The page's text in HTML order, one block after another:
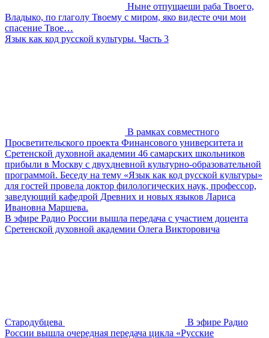
Ныне отпущаеши раба Твоего,
Владыко, по глаголу Твоему с миром, яко видесте очи мои
спасение Твое…
Язык как код русской культуры. Часть 3
В рамках совместного
Просветительского проекта Финансового университета и
Сретенской духовной академии 46 самарских школьников
прибыли в Москву с двухдневной культурно-образовательной
программой. Беседу на тему «Язык как код русской культуры»
для гостей провела доктор филологических наук, профессор,
заведующий кафедрой Древних и новых языков Лариса
Ивановна Маршева.
В эфире Радио России вышла передача с участием доцента
Сретенской духовной академии Олега Викторовича
Стародубцева
В эфире Радио
России вышла очередная передача цикла «Русские